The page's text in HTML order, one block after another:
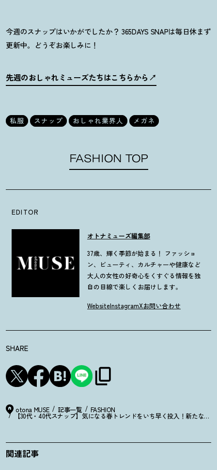
今週のスナップはいかがでしたか？ 365DAYS SNAPは毎日休まず
更新中。どうぞお楽しみに ！
先週のおしゃれミューズたちはこちらから
私服 スナップ おしゃれ業界人 メガネ
FASHION TOP
EDITOR
オトナミューズ編集部
37歳、輝く季節が始まる！ ファッショ
ン、ビューティ、カルチャーや健康など
大人の女性の好奇心をくすぐる情報を独
自の目線で楽しくお届けします。
WebsiteInstagramXお問い合わせ
SHARE
otona MUSE 記事一覧 FASHION
【30代・40代スナップ】気になる春トレンドをいち早く投入 ！ 新たな季
関連記事